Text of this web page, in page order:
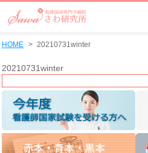
HOME 20210731winter
20210731winter